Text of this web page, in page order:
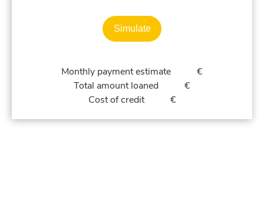
Simulate
Monthly payment estimate
€
Total amount loaned
€
Cost of credit
€